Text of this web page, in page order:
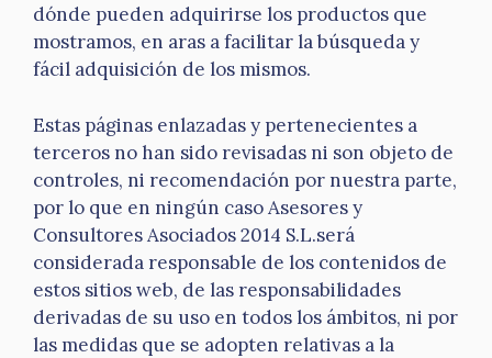
dónde pueden adquirirse los productos que
mostramos, en aras a facilitar la búsqueda y
fácil adquisición de los mismos.
Estas páginas enlazadas y pertenecientes a
terceros no han sido revisadas ni son objeto de
controles, ni recomendación por nuestra parte,
por lo que en ningún caso Asesores y
Consultores Asociados 2014 S.L.será
considerada responsable de los contenidos de
estos sitios web, de las responsabilidades
derivadas de su uso en todos los ámbitos, ni por
las medidas que se adopten relativas a la